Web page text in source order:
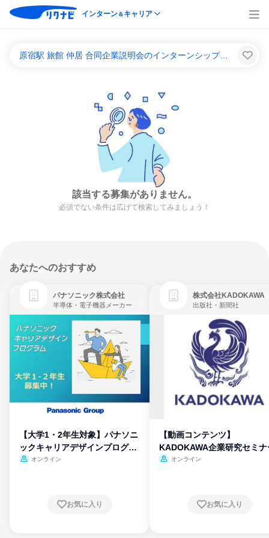
インターン＆キャリア
原宿駅 旅館 仲居 合同企業説明会のインターンシップ＆キャリア一覧
該当する募集がありません。
必須でない条件は広げて検索してみましょう！
あなたへのおすすめ
パナソニック株式会社
半導体・電子機器メーカー
【大学1・2年生対象】パナソニ
ックキャリアデザインプログラ
ム
オンライン
お気に入り
株式会社KADOKAWA
出版社・新聞社
【動画コンテンツ】
KADOKAWA企業研究セミナ
オンライン
お気に入り